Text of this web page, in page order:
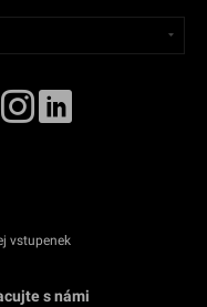
vstupenek
s námi